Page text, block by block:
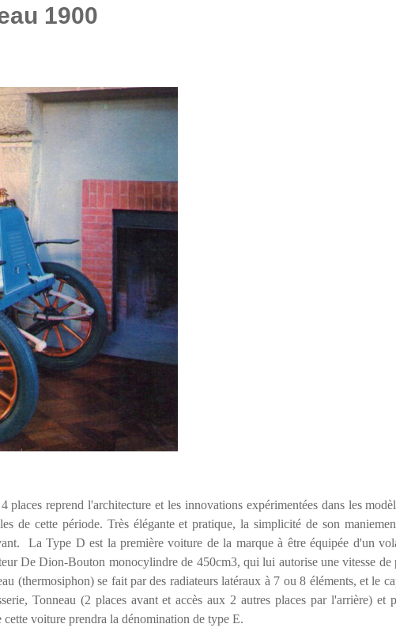
1900
reprend l'architecture et les innovations expérimentées dans les
de cette période. Très élégante et pratique, la simplicité de son
La Type D est la première voiture de la marque à être équipée d'un
De Dion-Bouton monocylindre de 450cm3, qui lui autorise une vitesse
(thermosiphon) se fait par des radiateurs latéraux à 7 ou 8 éléments, et le
Tonneau (2 places avant et accès aux 2 autres places par l'arrière)
voiture prendra la dénomination de type E.